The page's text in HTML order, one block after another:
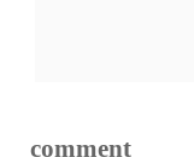
comment